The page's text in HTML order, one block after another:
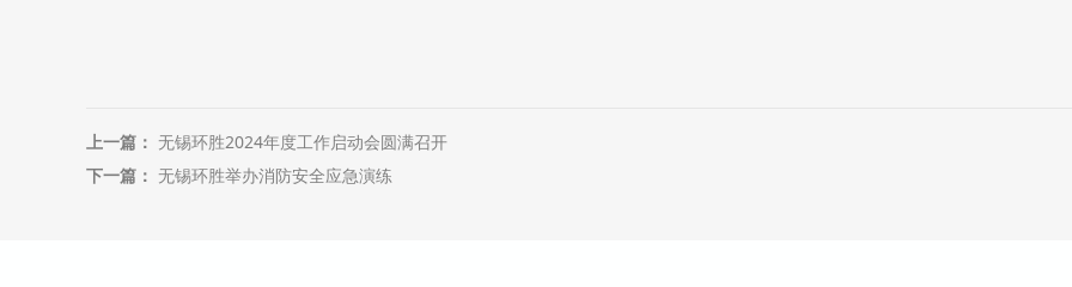
上一篇： 无锡环胜2024年度工作启动会圆满召开
下一篇： 无锡环胜举办消防安全应急演练